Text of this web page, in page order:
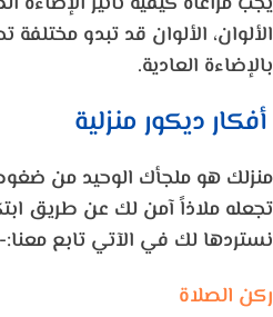
الألوان، الألوان قد تبدو
بالإضاءة العادية.
أفكار ديكور منزلية
منزلك هو ملجأك الوحيد من
تجعله ملاذاً آمن لك عن طريق
نستردها لك في الآتي تابع معنا:-
ركن الصلاة